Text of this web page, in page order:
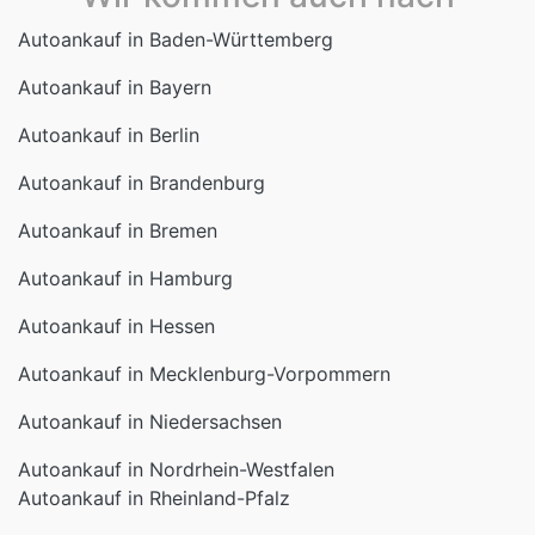
Autoankauf in Baden-Württemberg
Autoankauf in Bayern
Autoankauf in Berlin
Autoankauf in Brandenburg
Autoankauf in Bremen
Autoankauf in Hamburg
Autoankauf in Hessen
Autoankauf in Mecklenburg-Vorpommern
Autoankauf in Niedersachsen
Autoankauf in Nordrhein-Westfalen
Autoankauf in Rheinland-Pfalz